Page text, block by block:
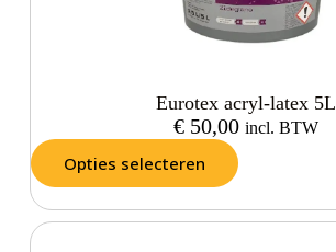
Eurotex acryl-latex 5L
€50,00 incl. BTW
Opties selecteren